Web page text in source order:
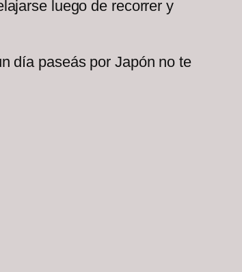
luego de recorrer y
día paseás por Japón no te